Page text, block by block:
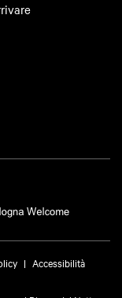
Accessibilità